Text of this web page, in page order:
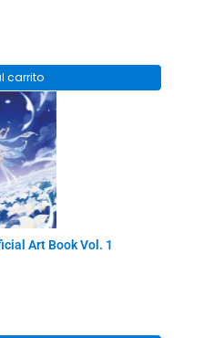
carrito
Art Book Vol. 1